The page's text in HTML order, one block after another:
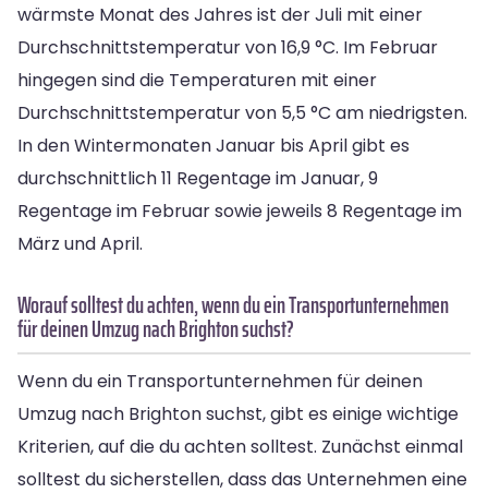
wärmste Monat des Jahres ist der Juli mit einer
Durchschnittstemperatur von 16,9 °C. Im Februar
hingegen sind die Temperaturen mit einer
Durchschnittstemperatur von 5,5 °C am niedrigsten.
In den Wintermonaten Januar bis April gibt es
durchschnittlich 11 Regentage im Januar, 9
Regentage im Februar sowie jeweils 8 Regentage im
März und April.
Worauf solltest du achten, wenn du ein Transportunternehmen
für deinen Umzug nach Brighton suchst?
Wenn du ein Transportunternehmen für deinen
Umzug nach Brighton suchst, gibt es einige wichtige
Kriterien, auf die du achten solltest. Zunächst einmal
solltest du sicherstellen, dass das Unternehmen eine